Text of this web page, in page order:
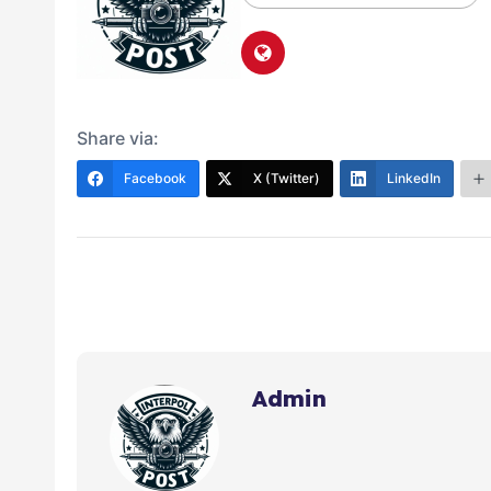
Share via:
Facebook X (Twitter) LinkedIn
Admin